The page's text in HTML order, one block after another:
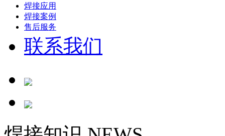
焊接应用
焊接案例
售后服务
联系我们